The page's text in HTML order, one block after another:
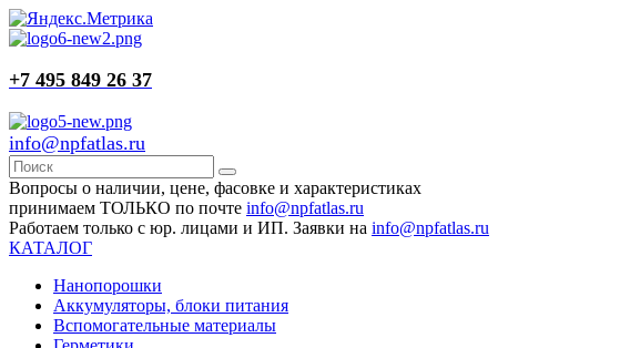
+7 495 849 26 37
info@npfatlas.ru
Вопросы о наличии, цене, фасовке и характеристиках
принимаем ТОЛЬКО по почте info@npfatlas.ru
Работаем только с юр. лицами и ИП. Заявки на info@npfatlas.ru
КАТАЛОГ
Нанопорошки
Аккумуляторы, блоки питания
Вспомогательные материалы